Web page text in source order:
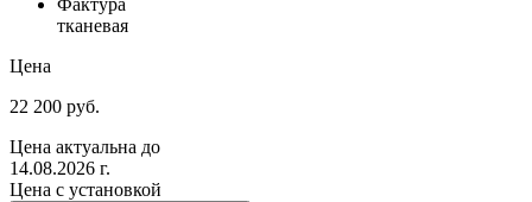
тканевая
Цена
22 200 руб.
Цена актуальна до
14.08.2026 г.
Цена с установкой